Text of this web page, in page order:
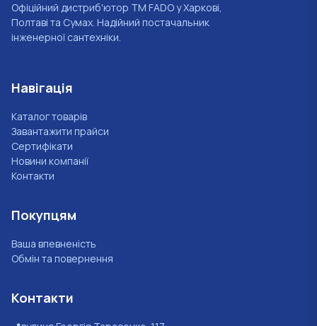
Офіційний дистриб'ютор ТМ FADO у Харкові,
Полтаві та Сумах. Надійний постачальник
інженерної сантехніки.
Навігація
Каталог товарів
Завантажити прайси
Сертифікати
Новини компанії
Контакти
Покупцям
Ваша впевненість
Обмін та повернення
Контакти